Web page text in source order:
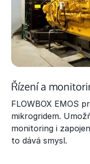
Řízení a
FLOWBOX EMOS
mikrogridem.
monitoring i
to dává smysl.